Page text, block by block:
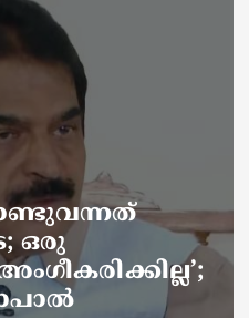
കടിയേറ്റു;